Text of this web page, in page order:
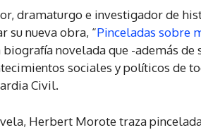
dramaturgo e investigador de
su nueva obra, “Pinceladas sobre
biografía novelada que -además
sociales y políticos de
Civil.
Herbert Morote traza